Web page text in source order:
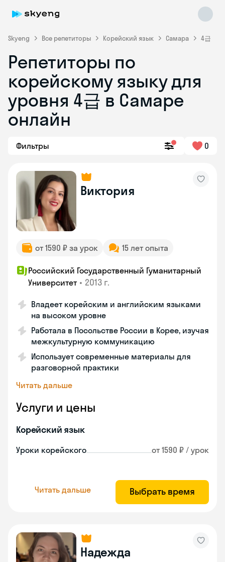
Skyeng Все репетиторы Корейский язык Самара 4급
Репетиторы по
корейскому языку для
уровня 4급 в Самаре
онлайн
Фильтры 0
Виктория
от 1590 ₽ за урок 15 лет опыта
Российский Государственный Гуманитарный
Университет • 2013 г.
Владеет корейским и английским языками
на высоком уровне
Работала в Посольстве России в Корее, изучая
межкультурную коммуникацию
Использует современные материалы для
разговорной практики
Читать дальше
Услуги и цены
Корейский язык
Уроки корейского от 1590 ₽ / урок
Читать дальше Выбрать время
Надежда
Skyeng Chat
online